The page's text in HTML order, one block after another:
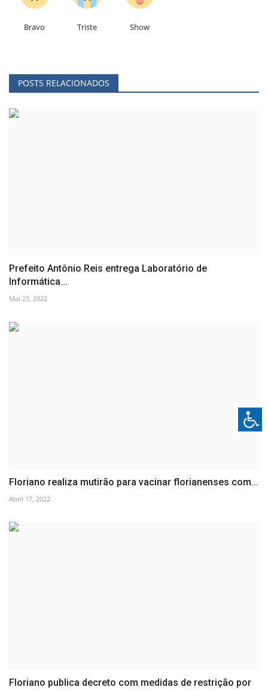
Bravo Triste Show
POSTS RELACIONADOS
Prefeito Antônio Reis entrega Laboratório de
Informática...
Mai 23, 2022
Floriano realiza mutirão para vacinar florianenses com...
Abril 17, 2022
Floriano publica decreto com medidas de restrição por